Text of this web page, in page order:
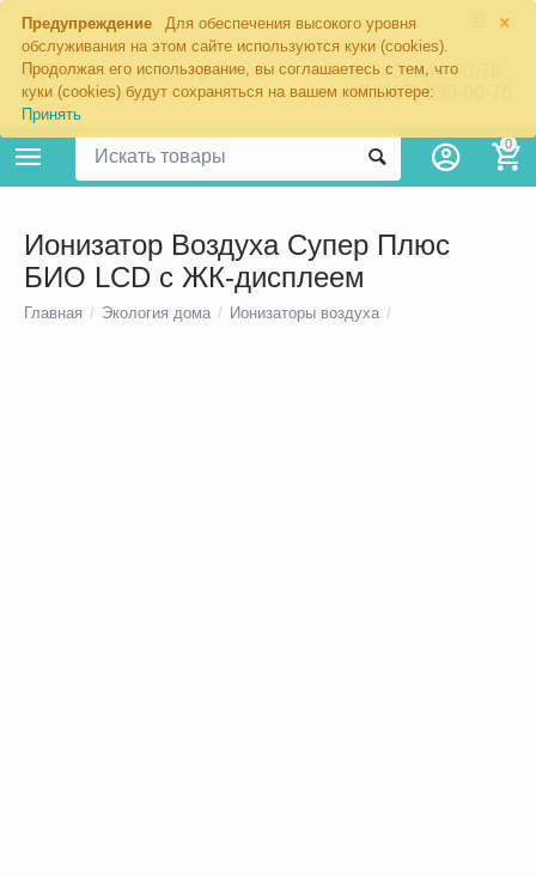
×
Предупреждение
Для обеспечения высокого уровня
обслуживания на этом сайте используются куки (cookies).
Продолжая его использование, вы соглашаетесь с тем, что
куки (cookies) будут сохраняться на вашем компьютере:
Принять
Екатеринбург
8 (343) 344-60-76
+7 (967) 639-00-76
0
Ионизатор Воздуха Супер Плюс
БИО LCD с ЖК-дисплеем
Главная / Экология дома / Ионизаторы воздуха /